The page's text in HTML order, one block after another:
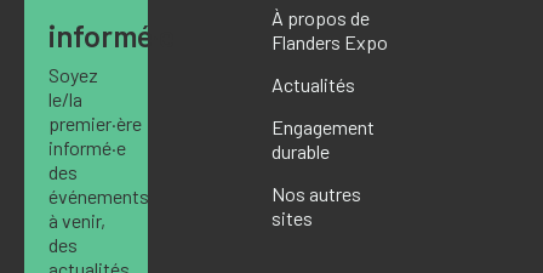
informé·e
Soyez
le/la
premier·ère
informé·e
des
événements
à venir,
des
actualités
À propos de
Flanders Expo
Actualités
Engagement
durable
Nos autres
sites